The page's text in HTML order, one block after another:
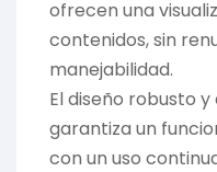
ofrecen una
contenidos, sin
manejabilidad.
El diseño robusto
garantiza un
con un uso